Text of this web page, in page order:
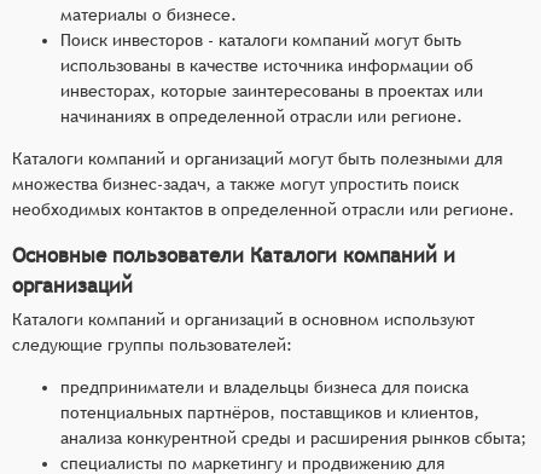
материалы о бизнесе.
Поиск инвесторов - каталоги компаний могут быть
использованы в качестве источника информации об
инвесторах, которые заинтересованы в проектах или
начинаниях в определенной отрасли или регионе.
Каталоги компаний и организаций могут быть полезными для
множества бизнес-задач, а также могут упростить поиск
необходимых контактов в определенной отрасли или регионе.
Основные пользователи Каталоги компаний и
организаций
Каталоги компаний и организаций в основном используют
следующие группы пользователей:
предприниматели и владельцы бизнеса для поиска
потенциальных партнёров, поставщиков и клиентов,
анализа конкурентной среды и расширения рынков сбыта;
специалисты по маркетингу и продвижению для